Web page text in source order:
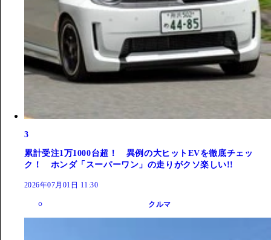
3
累計受注1万1000台超！ 異例の大ヒットEVを徹底チェッ
ク！ ホンダ「スーパーワン」の走りがクソ楽しい!!
2026年07月01日 11:30
クルマ